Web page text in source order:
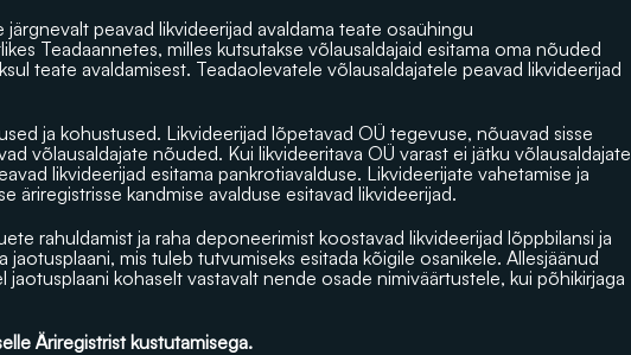
peavad likvideerijad avaldama teate osaühingu
Teadaannetes, milles kutsutakse võlausaldajaid esitama oma nõuded
teate avaldamisest. Teadaolevatele võlausaldajatele peavad likvideerijad
ja kohustused. Likvideerijad lõpetavad OÜ tegevuse, nõuavad sisse
võlausaldajate nõuded. Kui likvideeritava OÜ varast ei jätku võlausaldajate
likvideerijad esitama pankrotiavalduse. Likvideerijate vahetamise ja
äriregistrisse kandmise avalduse esitavad likvideerijad.
rahuldamist ja raha deponeerimist koostavad likvideerijad lõppbilansi ja
jaotusplaani, mis tuleb tutvumiseks esitada kõigile osanikele. Allesjäänud
jaotusplaani kohaselt vastavalt nende osade nimiväärtustele, kui põhikirjaga
Äriregistrist kustutamisega.